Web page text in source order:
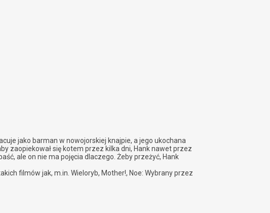
jako barman w nowojorskiej knajpie, a jego ukochana
zaopiekował się kotem przez kilka dni, Hank nawet przez
ale on nie ma pojęcia dlaczego. Żeby przeżyć, Hank
filmów jak, m.in. Wieloryb, Mother!, Noe: Wybrany przez